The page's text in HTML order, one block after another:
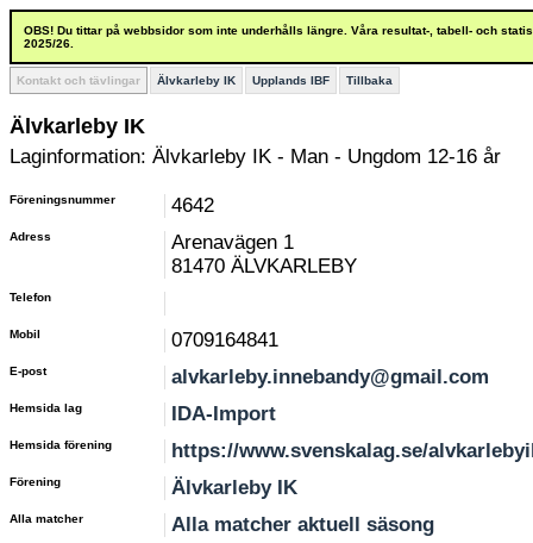
OBS! Du tittar på webbsidor som inte underhålls längre. Våra resultat-, tabell- och
2025/26.
Kontakt och tävlingar Älvkarleby IK Upplands IBF Tillbaka
Älvkarleby IK
Laginformation: Älvkarleby IK - Man - Ungdom 12-16 år
Föreningsnummer 4642
Adress
Arenavägen 1
81470 ÄLVKARLEBY
Telefon
Mobil 0709164841
E-post alvkarleby.innebandy@gmail.com
Hemsida lag IDA-Import
Hemsida förening https://www.svenskalag.se/
Förening Älvkarleby IK
Alla matcher Alla matcher aktuell säsong